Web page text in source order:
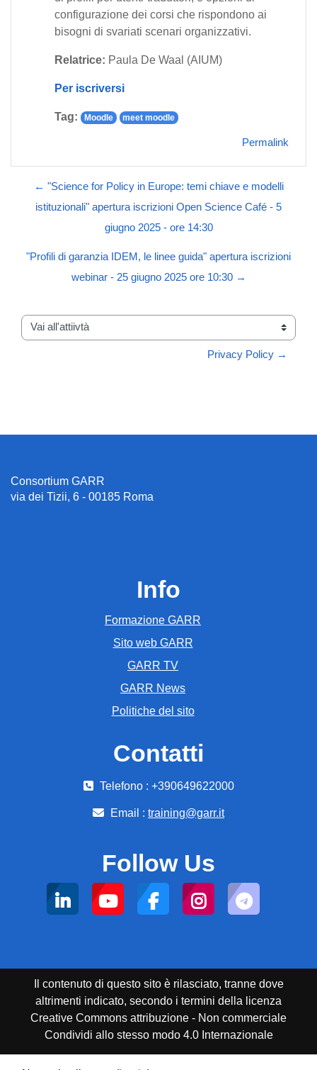
configurazione dei corsi che rispondono ai
bisogni di svariati scenari organizzativi.
Relatrice: Paula De Waal (AIUM)
Per iscriversi
Tag: Moodle meet moodle
Permalink
← "Science for Policy in Europe: temi chiave e modelli
istituzionali" apertura iscrizioni Open Science Café - 5
giugno 2025 - ore 14:30
"Profili di garanzia IDEM, le linee guida" apertura iscrizioni
webinar - 25 giugno 2025 ore 10:30 →
Vai all'attiivtà
Privacy Policy →
Consortium GARR
via dei Tizii, 6 - 00185 Roma
Info
Formazione GARR
Sito web GARR
GARR TV
GARR News
Politiche del sito
Contatti
Telefono : +390649622000
Email : training@garr.it
Follow Us
Il contenuto di questo sito è rilasciato, tranne dove
altrimenti indicato, secondo i termini della licenza
Creative Commons attribuzione - Non commerciale
Condividi allo stesso modo 4.0 Internazionale